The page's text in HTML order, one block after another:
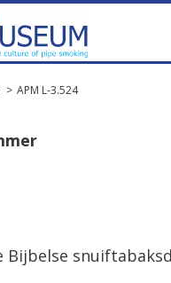
APM L-3.524
Bijbelse